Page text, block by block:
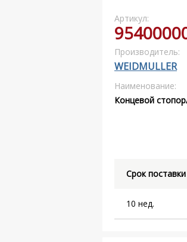
Артикул:
Производитель:
WEIDMULLER
Наименование:
Концевой
Срок поставки
10 нед.